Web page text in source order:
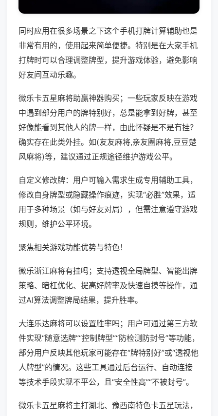
同时应用在很多场景之下这个手机打牌计算辅助也是
非常有用的，使用起来简单便捷。特别是在大家手机
打牌时可以合理调整牌型，提升游戏体验，避免影响
好友间互动乐趣。
微乐卡五星麻将助赢神器购买；一些玩家反映在游戏
中遇到部分用户的牌特别好，总是能拿到好牌，甚至
好像能看到其他人的牌一样，由此怀疑是不是有挂？
确实存在此类外挂。如(友友麻将,亲友圈麻将,豆豆楚
风麻将)等，建议通过正规途径维护游戏公平。
自定义修改牌：用户可输入需求生成专用辅助工具，
修改自身牌型或隐藏操作痕迹，实现“必胜”效果，适
用于多种场景（如与好友对局），但需注意遵守游戏
规则，维护公平环境。
聚焦相关游戏功能优势与特色！
微乐浙江麻将有挂吗；支持透视全局牌型、智能出牌
策略、暗杠优化、提高好牌率及快速自摸等操作，通
过AI算法调整牌局结果，提升胜率。
大连乐达麻将可以设置胜率吗；用户可通过第三方软
件实现“随意选牌”“控制牌型”“防检测防封号”等功能，
部分用户反映其他玩家可能存在“牌特别好”或“透视他
人牌型”的情况。这些工具通过后台运行、自动连接
等技术手段实现不平公，且“安全性高”“不被封号”。
微乐卡五星麻将主打湖北、豫西南特色卡五星玩法，